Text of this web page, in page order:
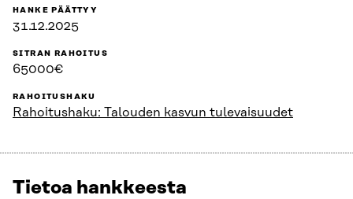
HANKE PÄÄTTYY
31.12.2025
SITRAN RAHOITUS
65000€
RAHOITUSHAKU
Rahoitushaku: Talouden kasvun tulevaisuudet
Tietoa hankkeesta